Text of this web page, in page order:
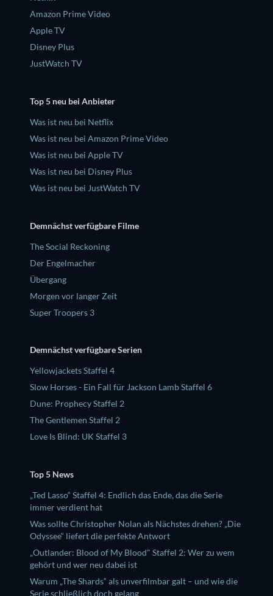
Amazon Prime Video
Apple TV
Disney Plus
JustWatch TV
Top 5 neu bei Anbieter
Was ist neu bei Netflix
Was ist neu bei Amazon Prime Video
Was ist neu bei Apple TV
Was ist neu bei Disney Plus
Was ist neu bei JustWatch TV
Demnächst verfügbare Filme
The Social Reckoning
Der Engelmacher
Übergang
Morgen vor langer Zeit
Super Troopers 3
Demnächst verfügbare Serien
Yellowjackets Staffel 4
Slow Horses - Ein Fall für Jackson Lamb Staffel 6
Dune: Prophecy Staffel 2
The Gentlemen Staffel 2
Love Is Blind: UK Staffel 3
Top 5 News
„Ted Lasso“ Staffel 4: Endlich das Ende, das die Serie
immer verdient hat
Was sollte Christopher Nolan als Nächstes drehen? „Die
Odyssee“ liefert die perfekte Antwort
„Outlander: Blood of My Blood" Staffel 2: Wer zu wem
gehört und wer neu dabei ist
Warum „The Shards“ als unverfilmbar galt – und wie die
Serie schließlich doch gelang